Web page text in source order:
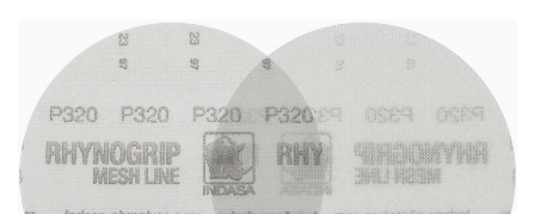
Schleif-Handpads
Zubehör/Hilfsmittel
Kleben & Beschichten
Abdecken